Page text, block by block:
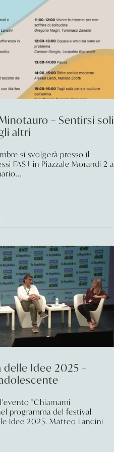
– Sentirsi soli
altri
si svolgerà presso il
FAST in Piazzale Morandi 2 a
delle Idee 2025 –
"Chiamami
programma del festival
Idee 2025. Matteo Lancini